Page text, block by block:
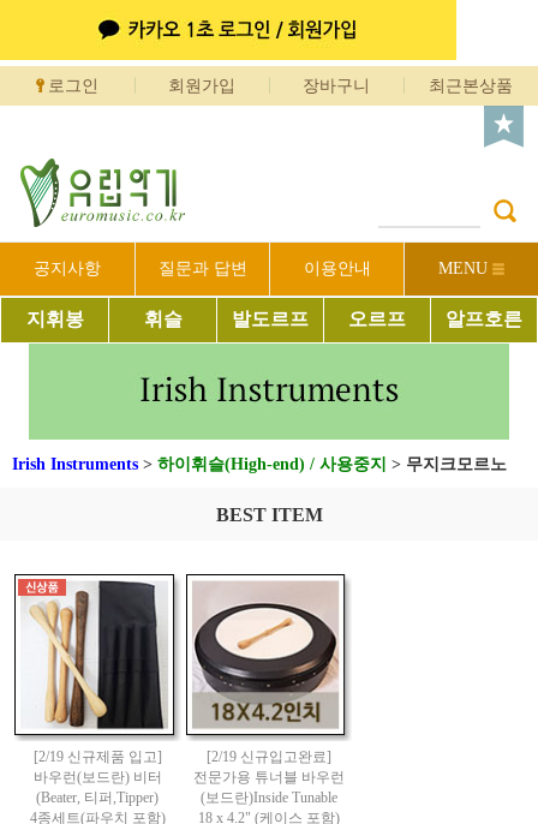
로그인 회원가입 장바구니 최근본상품
공지사항 질문과 답변 이용안내 MENU
지휘봉 휘슬 발도르프 오르프 알프호른
Irish Instruments > 하이휘슬(High-end) / 사용중지 > 무지크모르노
BEST ITEM
[2/19 신규제품 입고]
바우런(보드란) 비터
(Beater, 티퍼,Tipper)
4종세트(파우치 포함)
[2/19 신규입고완료]
전문가용 튜너블 바우런
(보드란)Inside Tunable
18 x 4.2" (케이스 포함)